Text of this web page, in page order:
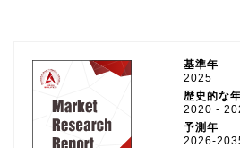
基準年
2025
歴史的な年
2020 -
予測年
2026-